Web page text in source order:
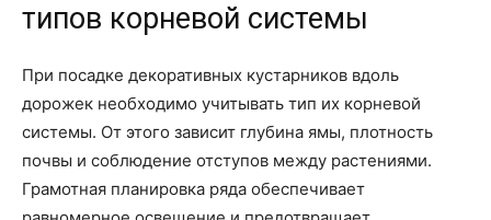
типов корневой системы
При посадке декоративных кустарников вдоль
дорожек необходимо учитывать тип их корневой
системы. От этого зависит глубина ямы, плотность
почвы и соблюдение отступов между растениями.
Грамотная планировка ряда обеспечивает